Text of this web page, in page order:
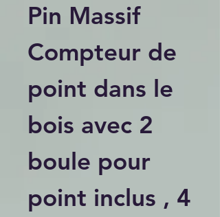
Pin Massif
Compteur de
point dans le
bois avec 2
boule pour
point inclus , 4